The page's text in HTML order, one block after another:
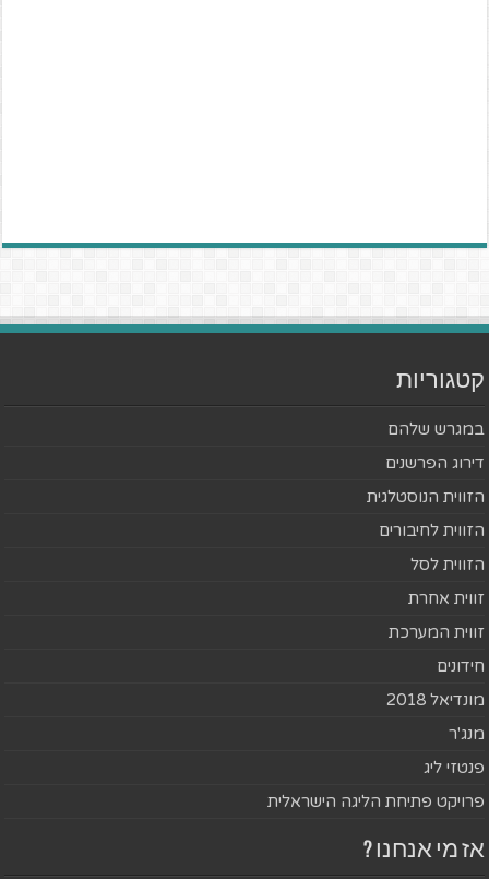
קטגוריות
במגרש שלהם
דירוג הפרשנים
הזווית הנוסטלגית
הזווית לחיבורים
הזווית לסל
זווית אחרת
זווית המערכת
חידונים
מונדיאל 2018
מנג'ר
פנטזי ליג
פרויקט פתיחת הליגה הישראלית
אז מי אנחנו ?